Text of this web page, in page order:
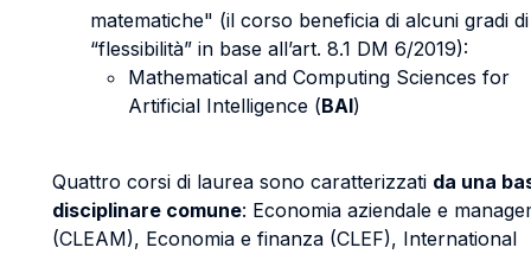
matematiche" (il corso beneficia di alcuni gradi di
“flessibilità” in base all’art. 8.1 DM 6/2019):
Mathematical and Computing Sciences for
Artificial Intelligence (BAI)
Quattro corsi di laurea sono caratterizzati da una
disciplinare comune: Economia aziendale e
(CLEAM), Economia e finanza (CLEF), International